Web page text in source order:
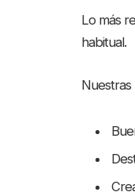
Lo más
habitual.
Nuestras